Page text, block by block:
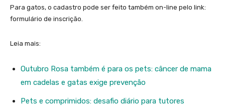
Para gatos, o cadastro pode ser feito também on-line pelo link:
formulário de inscrição.
Leia mais:
Outubro Rosa também é para os pets: câncer de mama
em cadelas e gatas exige prevenção
Pets e comprimidos: desafio diário para tutores